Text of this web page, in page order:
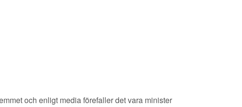
och enligt media förefaller det vara minister